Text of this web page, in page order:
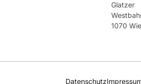
Glatzer
1070
Datenschutz